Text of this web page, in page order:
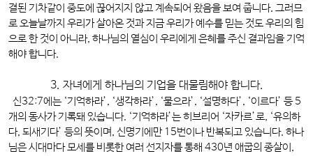
결된 기차같이 중도에 끊어지지 않고 계속되어 왔음을 보여 줍니다. 그러므
로 오늘날까지 우리가 살아온 것과 지금 우리가 예수를 믿는 것도 우리의 힘
으로 한 것이 아니라, 하나님의 열심이 우리에게 은혜를 주신 결과임을 기억
해야 합니다.
3. 자녀에게 하나님의 기업을 대물림해야 합니다.
신32:7에는 ‘기억하라’, ‘생각하라’, ‘물으라’, ‘설명하다’, ‘이르다’ 등 5
개의 동사가 기록돼 있습니다. ‘기억하라’는 히브리어 ‘자카르’로, ‘유의하
다, 되새기다’ 등의 뜻이며, 신명기에만 15번이나 반복되고 있습니다. 하나
님은 시대마다 모세를 비롯한 여러 선지자를 통해 430년 애굽의 종살이,